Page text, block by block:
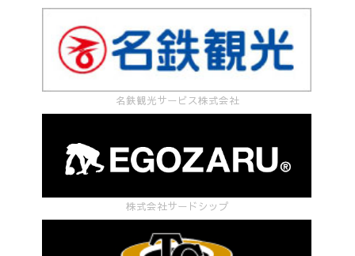
名鉄観光サービス株式会社
株式会社サードシップ